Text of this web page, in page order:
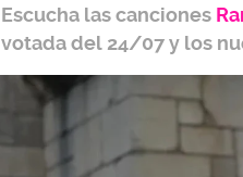
Escucha las canciones
votada del 24/07y los